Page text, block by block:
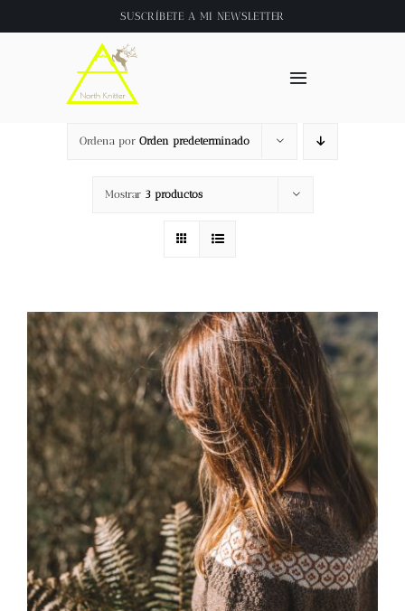
al
SUSCRÍBETE A MI NEWSLETTER
Toggle
Inicio
About
Tienda
Videos
Blog
Contacto
Newsletter
Carrito
Ordena por Orden predeterminado
Mostrar 3 productos